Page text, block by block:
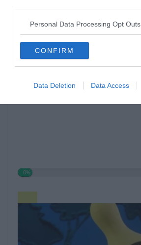
Personal Data Processing Opt Outs
CONFIRM
Data Deletion Data Access
Hirdetés
0%